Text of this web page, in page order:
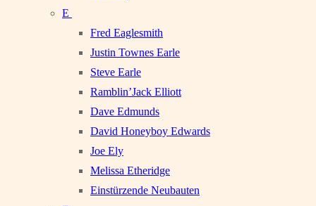
E
Fred Eaglesmith
Justin Townes Earle
Steve Earle
Ramblin’Jack Elliott
Dave Edmunds
David Honeyboy Edwards
Joe Ely
Melissa Etheridge
Einstürzende Neubauten